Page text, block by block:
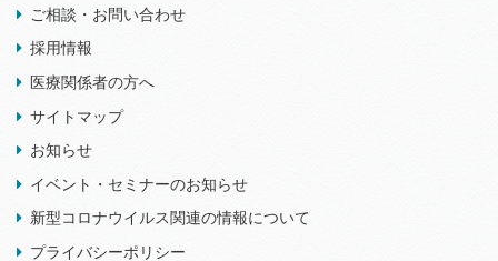
ご相談・お問い合わせ
採用情報
医療関係者の方へ
サイトマップ
お知らせ
イベント・セミナーのお知らせ
新型コロナウイルス関連の情報について
プライバシーポリシー